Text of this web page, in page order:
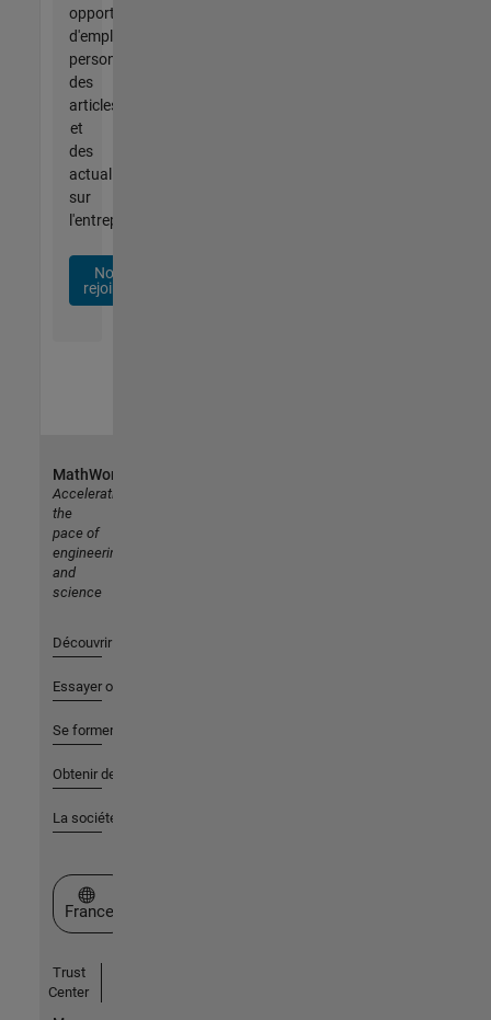
opportunités
d'emploi
personnalisées,
des
articles
et
des
actualités
sur
l'entreprise.
Nous
rejoindre
MathWorks
Accelerating
the
pace of
engineering
and
science
Découvrir les produits
Essayer ou acheter
Se former
Obtenir de l'aide
La société
Sélectionner un site web
France
Trust
Center